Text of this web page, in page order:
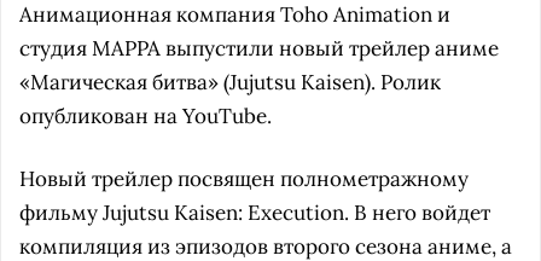
Анимационная компания Toho Animation и
студия MAPPA выпустили новый трейлер аниме
«Магическая битва» (Jujutsu Kaisen). Ролик
опубликован на YouTube.
Новый трейлер посвящен полнометражному
фильму Jujutsu Kaisen: Execution. В него войдет
компиляция из эпизодов второго сезона аниме, а